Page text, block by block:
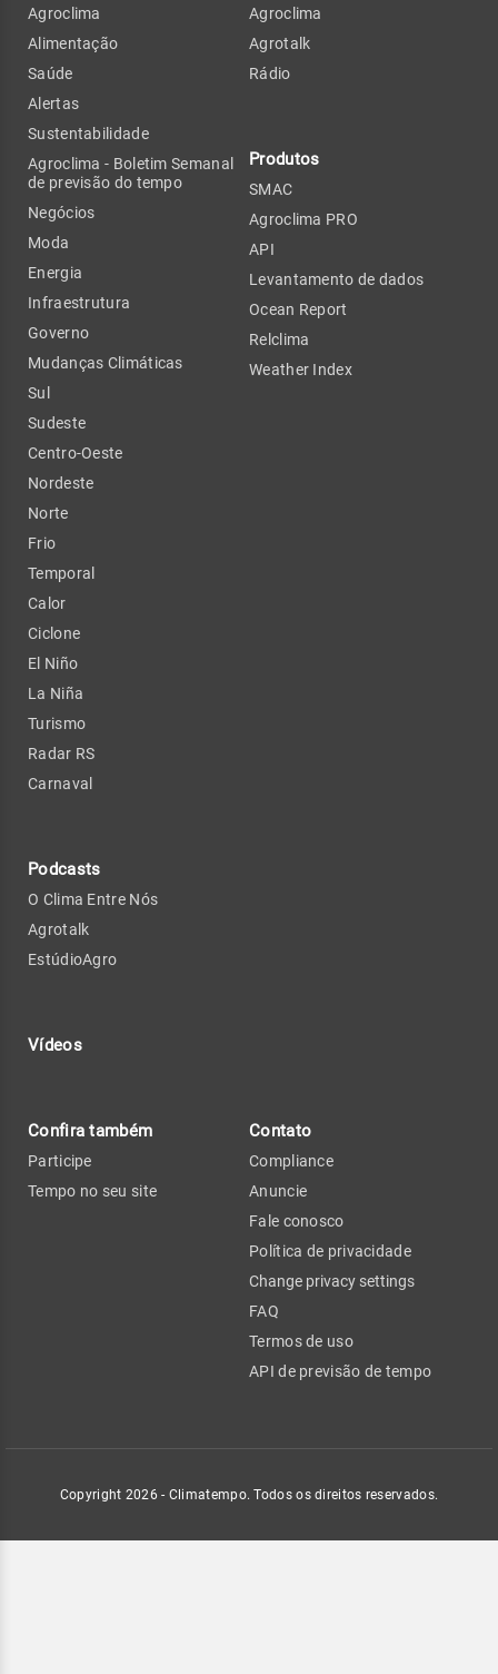
Agroclima
Alimentação
Saúde
Alertas
Sustentabilidade
Agroclima - Boletim Semanal
de previsão do tempo
Negócios
Moda
Energia
Infraestrutura
Governo
Mudanças Climáticas
Sul
Sudeste
Centro-Oeste
Nordeste
Norte
Frio
Temporal
Calor
Ciclone
El Niño
La Niña
Turismo
Radar RS
Carnaval
Podcasts
O Clima Entre Nós
Agrotalk
EstúdioAgro
Vídeos
Agroclima
Agrotalk
Rádio
Produtos
SMAC
Agroclima PRO
API
Levantamento de dados
Ocean Report
Relclima
Weather Index
Confira também
Participe
Tempo no seu site
Contato
Compliance
Anuncie
Fale conosco
Política de privacidade
Change privacy settings
FAQ
Termos de uso
API de previsão de tempo
Copyright 2026 - Climatempo. Todos os direitos reservados.